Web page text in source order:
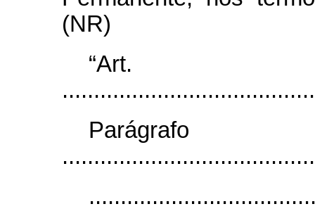
(NR)